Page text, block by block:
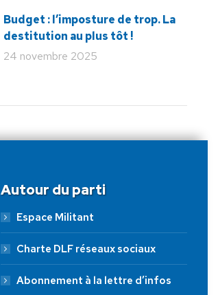
Budget : l’imposture de trop. La
destitution au plus tôt !
24 novembre 2025
Autour du parti
Espace Militant
Charte DLF réseaux sociaux
Abonnement à la lettre d’infos